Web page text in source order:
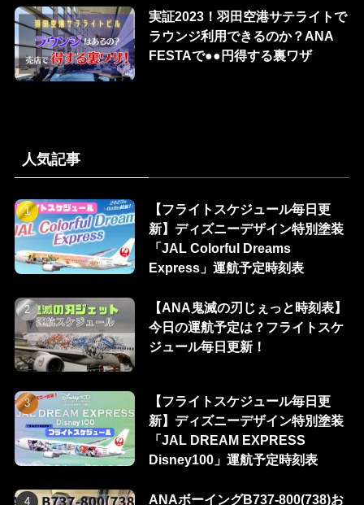
実証2023！羽田空港サテライトで
ラウンジ利用できるのか？ANA
FESTAで●●円得する裏ワザ
人気記事
【フライトスケジュール毎日更
新】ディズニーデザイン特別塗装
「JAL Colorful Dreams
Express」運航予定時刻表
【ANA鬼滅の刃じぇっと時刻表】
今日の運航予定は？フライトスケ
ジュール毎日更新！
【フライトスケジュール毎日更
新】ディズニーデザイン特別塗装
「JAL DREAM EXPRESS
Disney100」運航予定時刻表
ANAボーイングB737-800(738)お